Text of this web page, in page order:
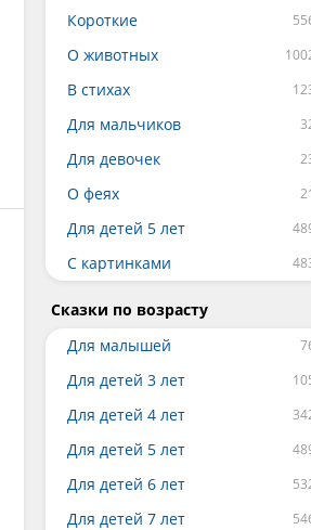
Короткие
О животных
В стихах
Для мальчиков
Для девочек
О феях
Для детей 5 лет
С картинками
Сказки по возрасту
Для малышей
Для детей 3 лет
Для детей 4 лет
Для детей 5 лет
Для детей 6 лет
Для детей 7 лет